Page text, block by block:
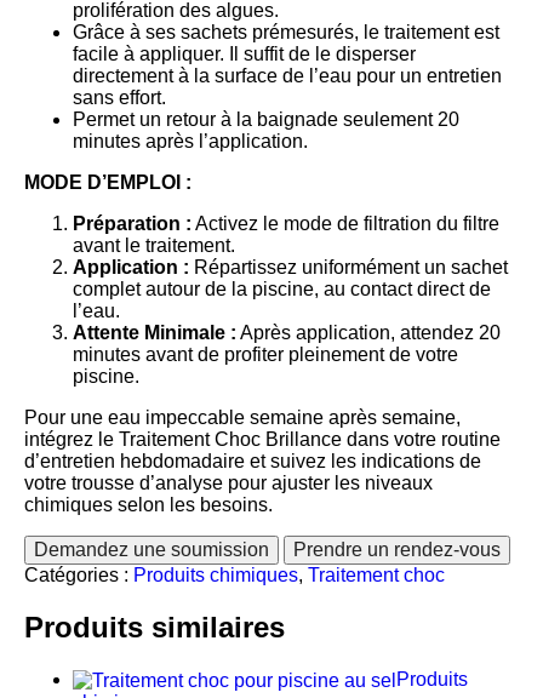
prolifération des algues.
Grâce à ses sachets prémesurés, le traitement est
facile à appliquer. Il suffit de le disperser
directement à la surface de l’eau pour un entretien
sans effort.
Permet un retour à la baignade seulement 20
minutes après l’application.
MODE D’EMPLOI :
Préparation : Activez le mode de filtration du filtre
avant le traitement.
Application : Répartissez uniformément un sachet
complet autour de la piscine, au contact direct de
l’eau.
Attente Minimale : Après application, attendez 20
minutes avant de profiter pleinement de votre
piscine.
Pour une eau impeccable semaine après semaine,
intégrez le Traitement Choc Brillance dans votre routine
d’entretien hebdomadaire et suivez les indications de
votre trousse d’analyse pour ajuster les niveaux
chimiques selon les besoins.
Demandez une soumission
Prendre un rendez-vous
Catégories : Produits chimiques, Traitement choc
Produits similaires
Produits